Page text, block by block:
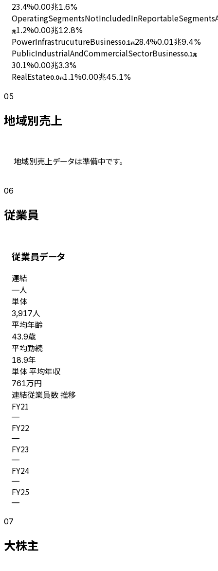
23.4%0.00兆1.6%
兆1.2%0.00兆12.8%
PowerInfrastrucutureBusiness0.1兆28.4%0.01兆9.4%
PublicIndustrialAndCommercialSectorBusiness0.1兆
30.1%0.00兆3.3%
RealEstate0.0兆1.1%0.00兆45.1%
05
地域別売上
地域別売上データは準備中です。
06
従業員
従業員データ
連結
—人
単体
3,917人
平均年齢
43.9歳
平均勤続
18.9年
単体 平均年収
761万円
連結従業員数 推移
FY21
—
FY22
—
FY23
—
FY24
—
FY25
—
07
大株主